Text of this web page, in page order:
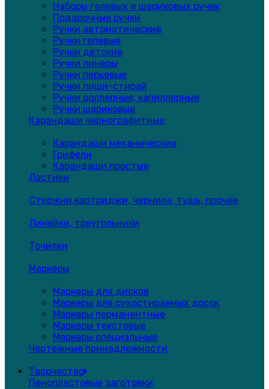
Наборы гелевых и шариковых ручек
Подарочные ручки
Ручки автоматические
Ручки гелевые
Ручки детские
Ручки линеры
Ручки перьевые
Ручки пиши-стирай
Ручки роллерные, капиллярные
Ручки шариковые
Карандаши чернографитные
Карандаши механические
Грифели
Карандаши простые
Ластики
Стержни,картриджи, чернила, тушь, прочее
Линейки, треугольники
Точилки
Маркеры
Маркеры для дисков
Маркеры для сухостираемых досок
Маркеры перманентные
Маркеры текстовые
Маркеры специальные
Чертежные принадлежности
Творчество
Пенопластовые заготовки